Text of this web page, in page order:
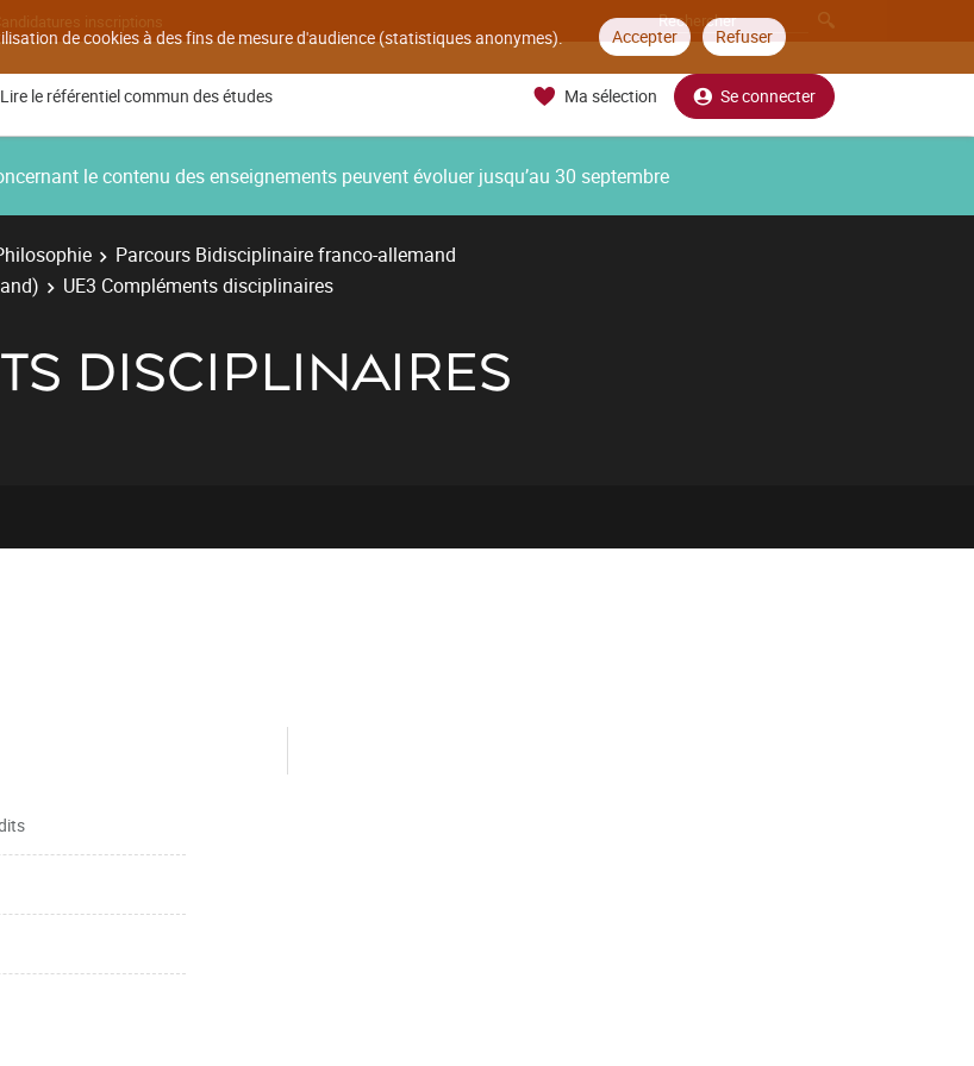
de cookies à des fins de mesure d'audience (statistiques anonymes). Accepter Refuser
inscriptions
Lire le référentiel commun des études Ma sélection Se connecter
le contenu des enseignements peuvent évoluer jusqu’au 30 septembre
Parcours Bidisciplinaire franco-allemand
UE3 Compléments disciplinaires
DISCIPLINAIRES